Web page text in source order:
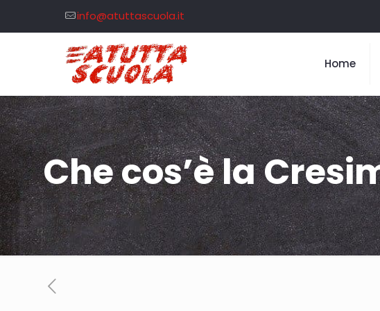
info@atuttascuola.it
Home
Che cos’è la